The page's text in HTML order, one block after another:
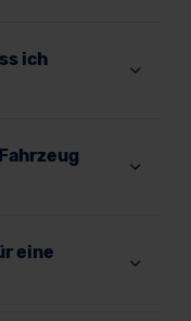
ich
eine